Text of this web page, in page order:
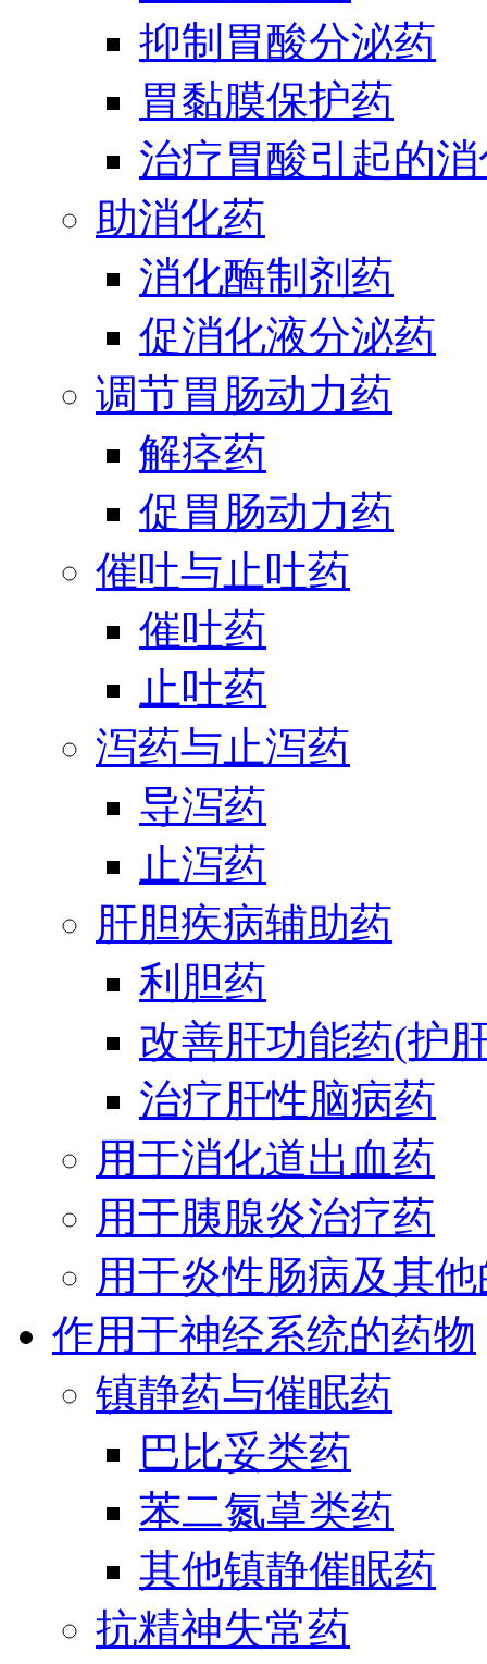
抑制胃酸分泌药
胃黏膜保护药
治疗胃酸引起的
助消化药
消化酶制剂药
促消化液分泌药
调节胃肠动力药
解痉药
促胃肠动力药
催吐与止吐药
催吐药
止吐药
泻药与止泻药
导泻药
止泻药
肝胆疾病辅助药
利胆药
改善肝功能药(护
治疗肝性脑病药
用于消化道出血药
用于胰腺炎治疗药
用于炎性肠病及其
作用于神经系统的药物
镇静药与催眠药
巴比妥类药
苯二氮䓬类药
其他镇静催眠药
抗精神失常药